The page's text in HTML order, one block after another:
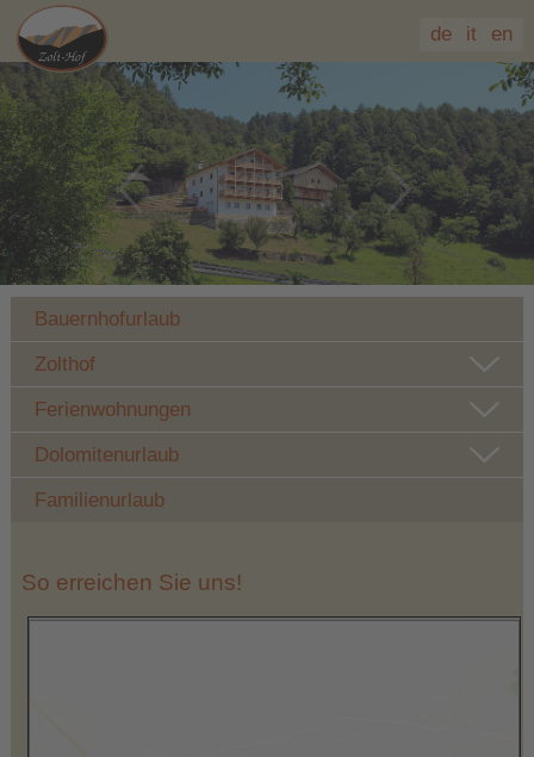
de it en
Bauernhofurlaub
Zolthof
Ferienwohnungen
Dolomitenurlaub
Familienurlaub
So erreichen Sie uns!